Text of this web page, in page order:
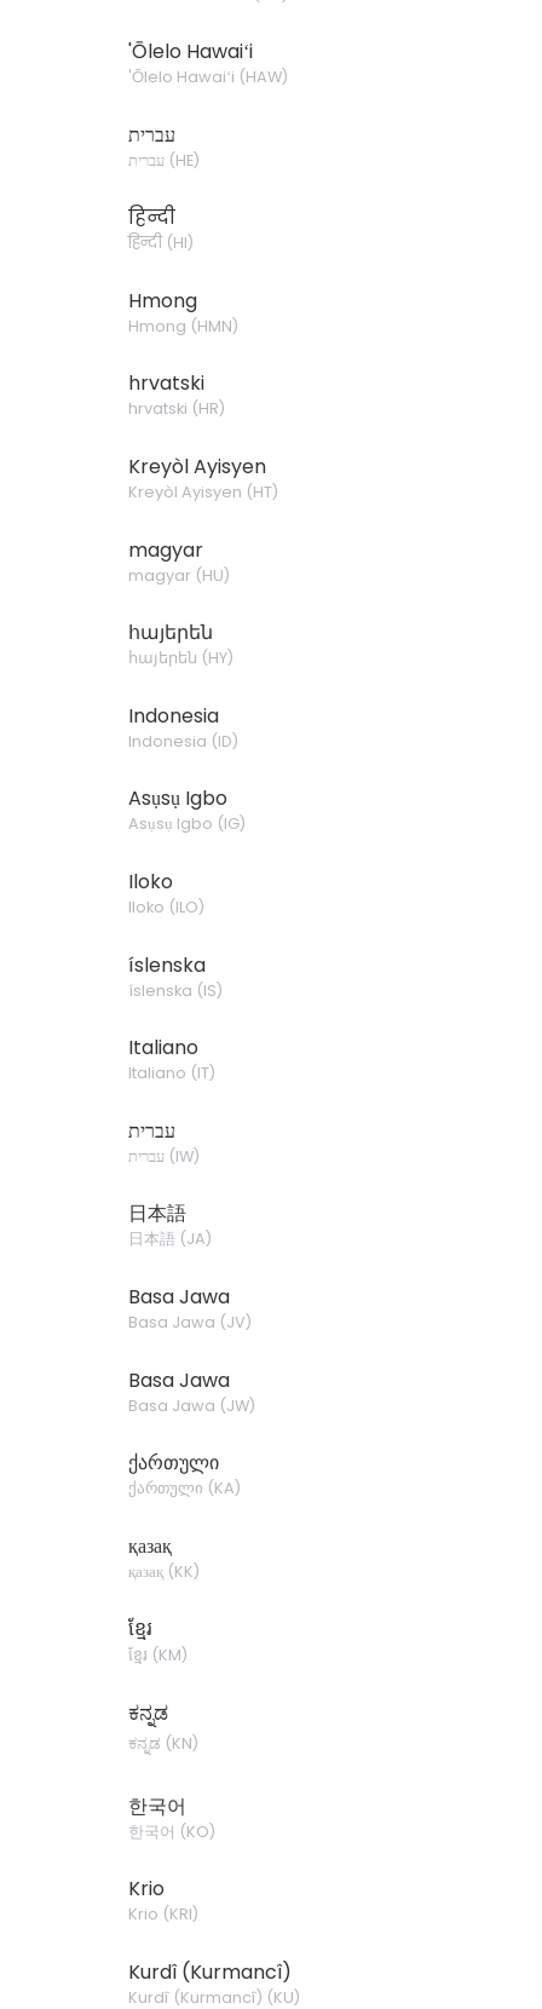
'Ōlelo Hawaiʻi
'Ōlelo Hawaiʻi (HAW)
עברית
עברית(HE)
हिन्दी
हिन्दी(HI)
Hmong
Hmong (HMN)
hrvatski
hrvatski (HR)
Kreyòl Ayisyen
Kreyòl Ayisyen (HT)
magyar
magyar (HU)
հայերեն
հայերեն (HY)
Indonesia
Indonesia (ID)
Asụsụ Igbo
Asụsụ Igbo (IG)
Iloko
Iloko (ILO)
íslenska
íslenska (IS)
Italiano
Italiano (IT)
עברית
עברית(IW)
日本語
日本語(JA)
Basa Jawa
Basa Jawa (JV)
Basa Jawa
Basa Jawa (JW)
ქართული
ქართული (KA)
қазақ
қазақ(KK)
ខ្មែរ
ខ្មែរ (KM)
ಕನ್ನಡ
ಕನ್ನಡ (KN)
한국어
한국어 (KO)
Krio
Krio (KRI)
Kurdî (Kurmancî)
Kurdî (Kurmancî) (KU)